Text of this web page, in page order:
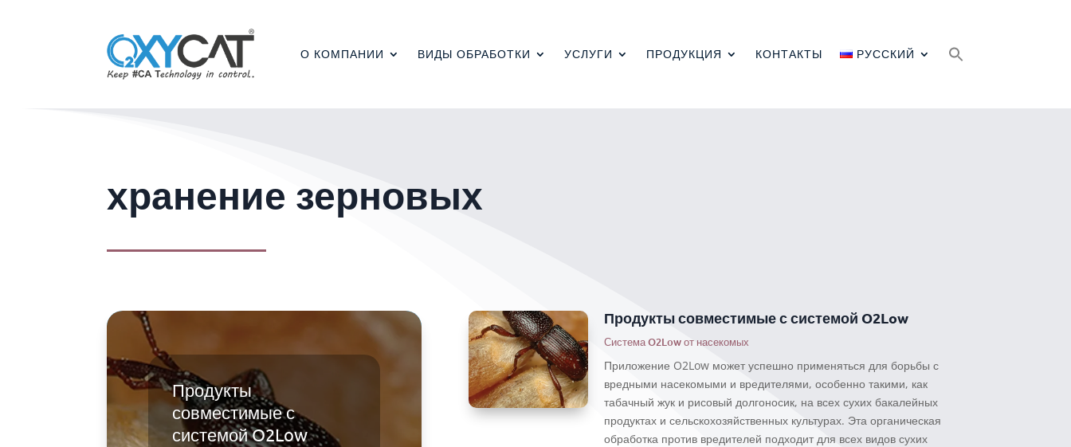
О КОМПАНИИ ВИДЫ ОБРАБОТКИ УСЛУГИ ПРОДУКЦИЯ КОНТАКТЫ РУССКИЙ
хранение зерновых
Продукты
совместимые с
системой O2Low
Продукты совместимые с системой O2Low
Система O2Low от насекомых
Приложение O2Low может успешно применяться для борьбы с
вредными насекомыми и вредителями, особенно такими, как
табачный жук и рисовый долгоносик, на всех сухих бакалейных
продуктах и сельскохозяйственных культурах. Эта органическая
обработка против вредителей подходит для всех видов сухих